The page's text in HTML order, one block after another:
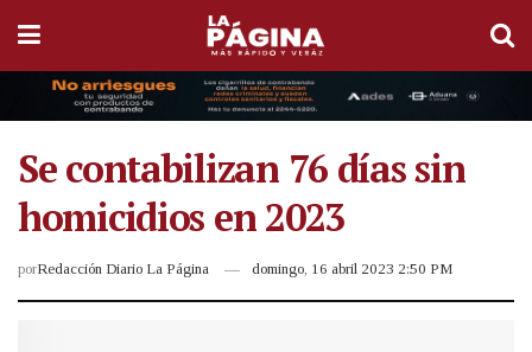
Se contabilizan 76 días sin
homicidios en 2023
porRedacción Diario La Página domingo, 16 abril 2023 2:50 PM